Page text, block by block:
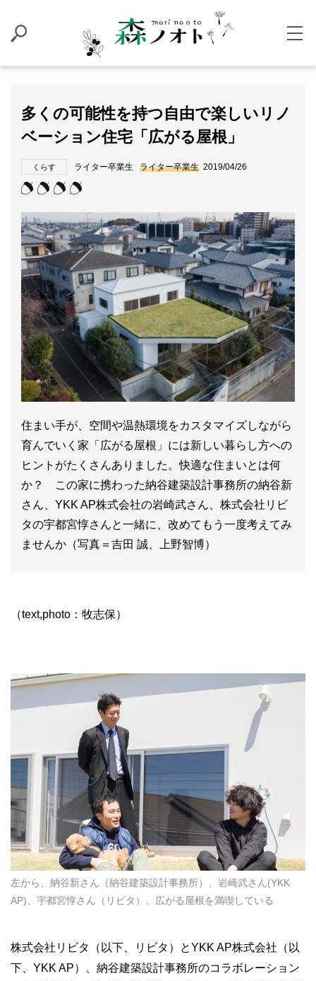
多くの可能性を持つ自由で楽しいリノ
ベーション住宅「広がる屋根」
くらす ライター卒業生 ライター卒業生 2019/04/26
住まい手が、空間や温熱環境をカスタマイズしながら
育んでいく家「広がる屋根」には新しい暮らし方への
ヒントがたくさんありました。快適な住まいとは何
か？ この家に携わった納谷建築設計事務所の納谷新
さん、YKK AP株式会社の岩崎武さん、株式会社リビ
タの宇都宮惇さんと一緒に、改めてもう一度考えてみ
ませんか（写真＝吉田 誠、上野智博）
（text,photo：牧志保）
左から、納谷新さん（納谷建築設計事務所）、岩崎武さん(YKK
AP)、宇都宮惇さん（リビタ）。広がる屋根を満喫している
株式会社リビタ（以下、リビタ）とYKK AP株式会社（以
下、YKK AP）、納谷建築設計事務所のコラボレーション